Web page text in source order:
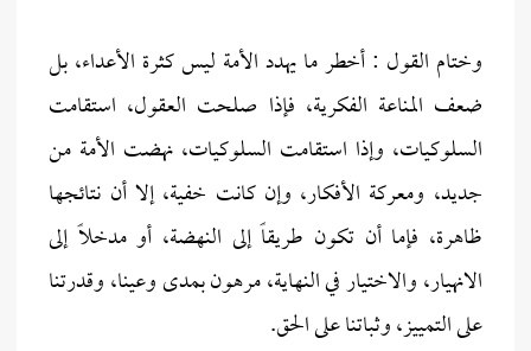
وختام القول : أخطر ما يهدد الأمة ليس كثرة الأعداء، بل
ضعف المناعة الفكرية، فإذا صلحت العقول، استقامت
السلوكيات، وإذا استقامت السلوكيات، نهضت الأمة من
جديد، ومعركة الأفكار، وإن كانت خفية، إلا أن نتائجها
ظاهرة، فإما أن تكون طريقاً إلى النهضة، أو مدخلاً إلى
الانهيار، والاختيار في النهاية، مرهون بمدى وعينا، وقدرتنا
على التمييز، وثباتنا على الحق.